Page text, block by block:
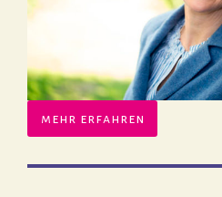
mehr erfahren